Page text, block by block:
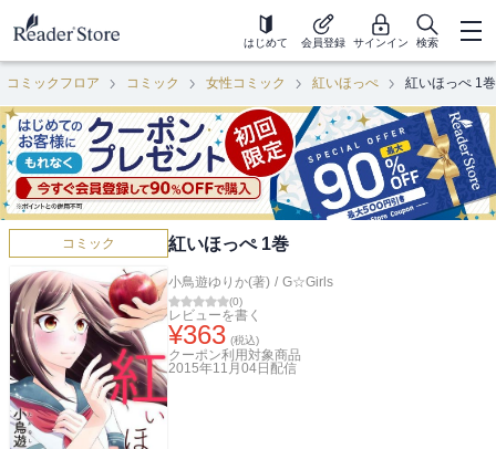
はじめて 会員登録 サインイン 検索
コミックフロア コミック 女性コミック 紅いほっぺ 紅いほっぺ 1巻
コミック 紅いほっぺ 1巻
小鳥遊ゆりか(著) / G☆Girls
(0)
レビューを書く
¥363 (税込)
クーポン利用対象商品
2015年11月04日 配信